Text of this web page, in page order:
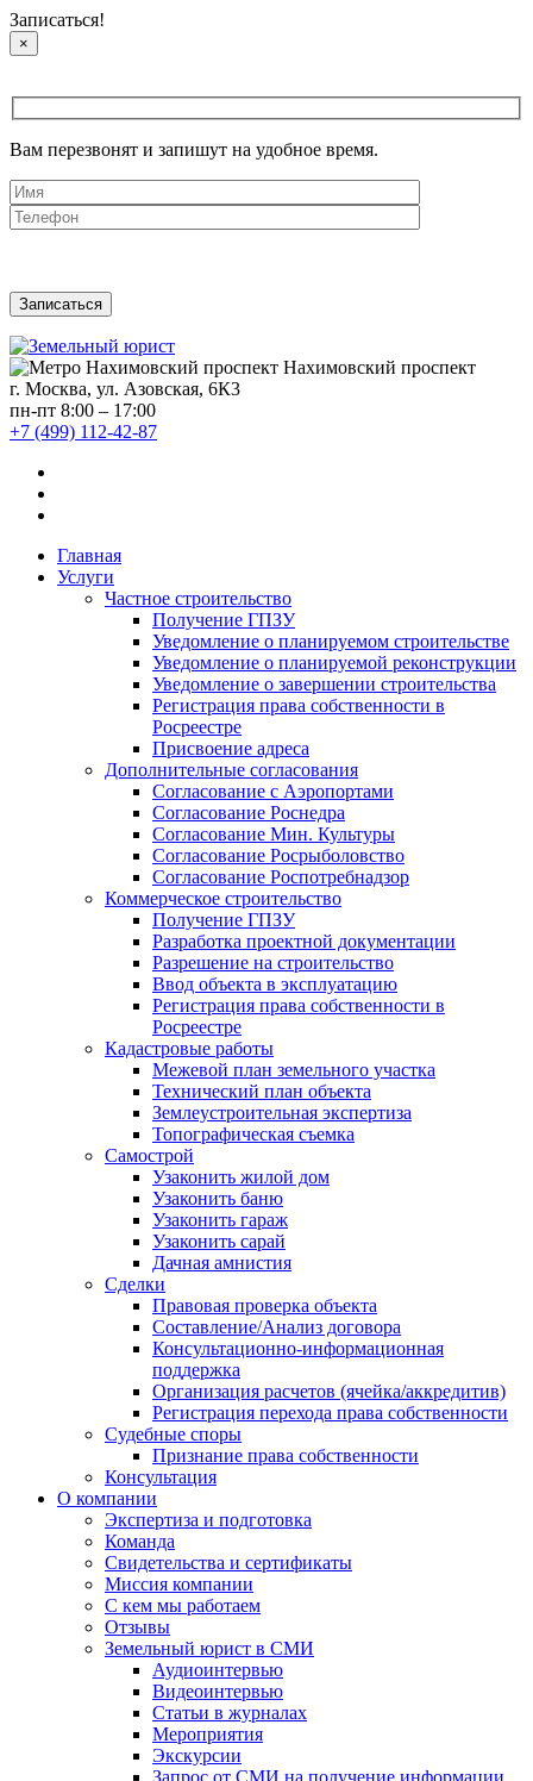
Записаться!
×
Вам перезвонят и запишут на удобное время.
Нахимовский проспект
г. Москва, ул. Азовская, 6К3
пн-пт 8:00 – 17:00
+7 (499) 112-42-87
Главная
Услуги
Частное строительство
Получение ГПЗУ
Уведомление о планируемом строительстве
Уведомление о планируемой реконструкции
Уведомление о завершении строительства
Регистрация права собственности в
Росреестре
Присвоение адреса
Дополнительные согласования
Согласование с Аэропортами
Согласование Роснедра
Согласование Мин. Культуры
Согласование Росрыболовство
Согласование Роспотребнадзор
Коммерческое строительство
Получение ГПЗУ
Разработка проектной документации
Разрешение на строительство
Ввод объекта в эксплуатацию
Регистрация права собственности в
Росреестре
Кадастровые работы
Межевой план земельного участка
Технический план объекта
Землеустроительная экспертиза
Топографическая съемка
Самострой
Узаконить жилой дом
Узаконить баню
Узаконить гараж
Узаконить сарай
Дачная амнистия
Сделки
Правовая проверка объекта
Составление/Анализ договора
Консультационно-информационная
поддержка
Организация расчетов (ячейка/аккредитив)
Регистрация перехода права собственности
Судебные споры
Признание права собственности
Консультация
О компании
Экспертиза и подготовка
Команда
Свидетельства и сертификаты
Миссия компании
С кем мы работаем
Отзывы
Земельный юрист в СМИ
Аудиоинтервью
Видеоинтервью
Статьи в журналах
Мероприятия
Экскурсии
Запрос от СМИ на получение информации